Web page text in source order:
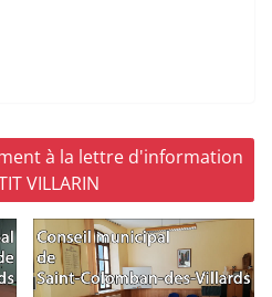
à la lettre d'information
VILLARIN